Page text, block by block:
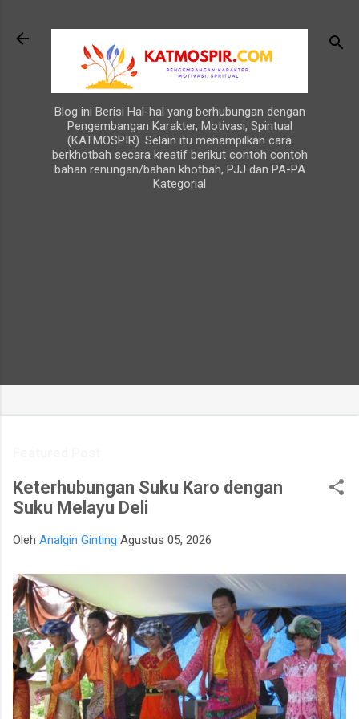
Blog ini Berisi Hal-hal yang berhubungan dengan
Pengembangan Karakter, Motivasi, Spiritual
(KATMOSPIR). Selain itu menampilkan cara
berkhotbah secara kreatif berikut contoh contoh
bahan renungan/bahan khotbah, PJJ dan PA-PA
Kategorial
Keterhubungan Suku Karo dengan
Suku Melayu Deli
Oleh Analgin Ginting Agustus 05, 2026